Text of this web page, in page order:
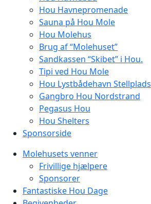
Hou Havnepromenade
Sauna på Hou Mole
Hou Molehus
Brug af “Molehuset”
Sandkassen “Skibet” i Hou.
Tipi ved Hou Mole
Hou Lystbådehavn Stellplads
Gangbro Hou Nordstrand
Pegasus Hou
Hou Shelters
Sponsorside
Molehusets venner
Frivillige hjælpere
Sponsorer
Fantastiske Hou Dage